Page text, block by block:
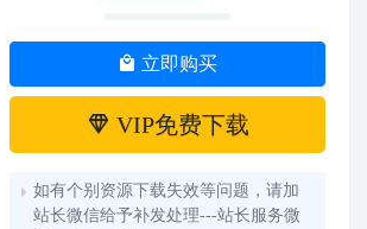
立即购买
VIP免费下载
如有个别资源下载失效等问题，请加
站长微信给予补发处理---站长服务微